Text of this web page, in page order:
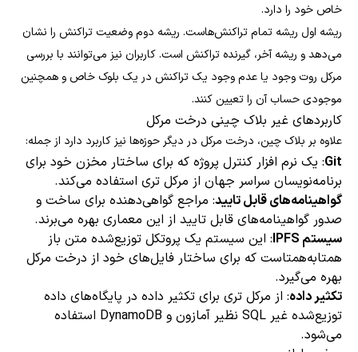
خاص خود را دارد.
ریشه اول ریشه تمام تراکنش‌هاست. ریشه دوم وضعیت تراکنش را نشان
می‌دهد و ریشه آخر، گیرنده تراکنش است. کاربران نیز می‌توانند با بررسی
مرکل روت وجود یا عدم وجود یک تراکنش در یک بلوک خاص و همچنین
موجودی حساب آن را تعیین کنند.
کاربردهای غیر بلاک چینی درخت مرکل
علاوه بر بلاک چین، درخت مرکل در دیگر حوزه‌ها نیز کاربرد دارد از جمله:
Git: یک نرم افزار کنترل پروژه که برای ساختار مخزن خود برای
برنامه‌نویسان سراسر جهان از مرکل تری استفاده می‌کند.
گواهینامه‌های قابل تایید: مراجع گواهی‌دهنده برای ساخت و
صدور گواهینامه‌های قابل تایید از این معماری بهره می‌برند.
سیستم IPFS
: این سیستم یک پروتکل توزیع‌شده متن باز
همتابه‌همتاست که برای ساختار فایل‌های خود از درخت مرکل
بهره می‌گیرد.
تکثیر داده: از مرکل تری برای تکثیر داده در پایگاه‌های داده
توزیع‌شده غیر SQL نظیر آمازون و DynamoDB استفاده
می‌شود.